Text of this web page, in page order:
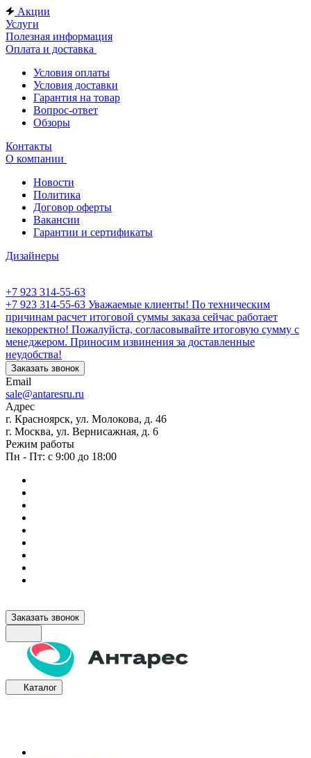
Акции
Услуги
Полезная информация
Оплата и доставка
Условия оплаты
Условия доставки
Гарантия на товар
Вопрос-ответ
Обзоры
Контакты
О компании
Новости
Политика
Договор оферты
Вакансии
Гарантии и сертификаты
Дизайнеры
+7 923 314-55-63
+7 923 314-55-63 Уважаемые клиенты! По техническим
причинам расчет итоговой суммы заказа сейчас работает
некорректно! Пожалуйста, согласовывайте итоговую сумму с
менеджером. Приносим извинения за доставленные
неудобства!
Заказать звонок
Email
sale@antaresru.ru
Адрес
г. Красноярск, ул. Молокова, д. 46
г. Москва, ул. Вернисажная, д. 6
Режим работы
Пн - Пт: с 9:00 до 18:00
Заказать звонок
Каталог